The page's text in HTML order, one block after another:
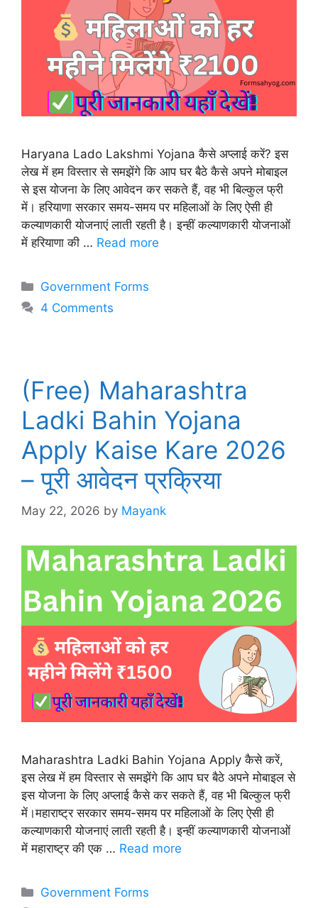
Haryana Lado Lakshmi Yojana कैसे अप्लाई करें? इस
लेख में हम विस्तार से समझेंगे कि आप घर बैठे कैसे अपने मोबाइल
से इस योजना के लिए आवेदन कर सकते हैं, वह भी बिल्कुल फ्री
में। हरियाणा सरकार समय-समय पर महिलाओं के लिए ऐसी ही
कल्याणकारी योजनाएं लाती रहती है। इन्हीं कल्याणकारी योजनाओं
में हरियाणा की … Read more
Categories
Government Forms
4 Comments
(Free) Maharashtra
Ladki Bahin Yojana
Apply Kaise Kare 2026
– पूरी आवेदन प्रक्रिया
May 22, 2026 by Mayank
Maharashtra Ladki Bahin Yojana Apply कैसे करें,
इस लेख में हम विस्तार से समझेंगे कि आप घर बैठे अपने मोबाइल से
इस योजना के लिए अप्लाई कैसे कर सकते हैं, वह भी बिल्कुल फ्री
में।महाराष्ट्र सरकार समय-समय पर महिलाओं के लिए ऐसी ही
कल्याणकारी योजनाएं लाती रहती है। इन्हीं कल्याणकारी योजनाओं
में महाराष्ट्र की एक … Read more
Categories
Government Forms